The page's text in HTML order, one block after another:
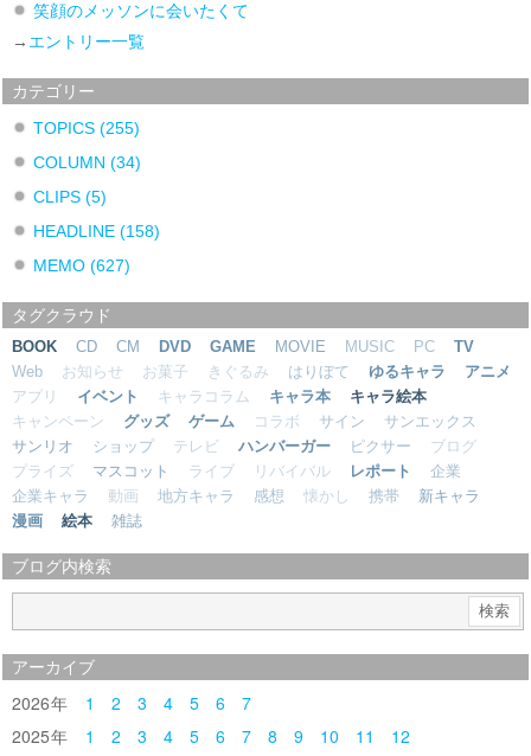
笑顔のメッソンに会いたくて
→ エントリー一覧
カテゴリー
TOPICS(255)
COLUMN(34)
CLIPS(5)
HEADLINE(158)
MEMO(627)
タグクラウド
BOOK CD CM DVD GAME MOVIE MUSIC PC
TV
Web
お知らせ お菓子 きぐるみ はりぼて ゆるキャラ
アニメ
アプリ
イベント キャラコラム キャラ本
キャラ絵本
キャンペーン
グッズ ゲーム コラボ サイン
サンエックス
サンリオ
ショップ テレビ ハンバーガー ピクサー
ブログ
プライズ
マスコット ライブ リバイバル レポート
企業
企業キャラ
動画 地方キャラ 感想 懐かし 携帯
新キャラ
漫画
絵本 雑誌
ブログ内検索
アーカイブ
2026 1 2 3 4 5 6
7
2025
1 2 3 4 5 6 7 8 9 10 11
12